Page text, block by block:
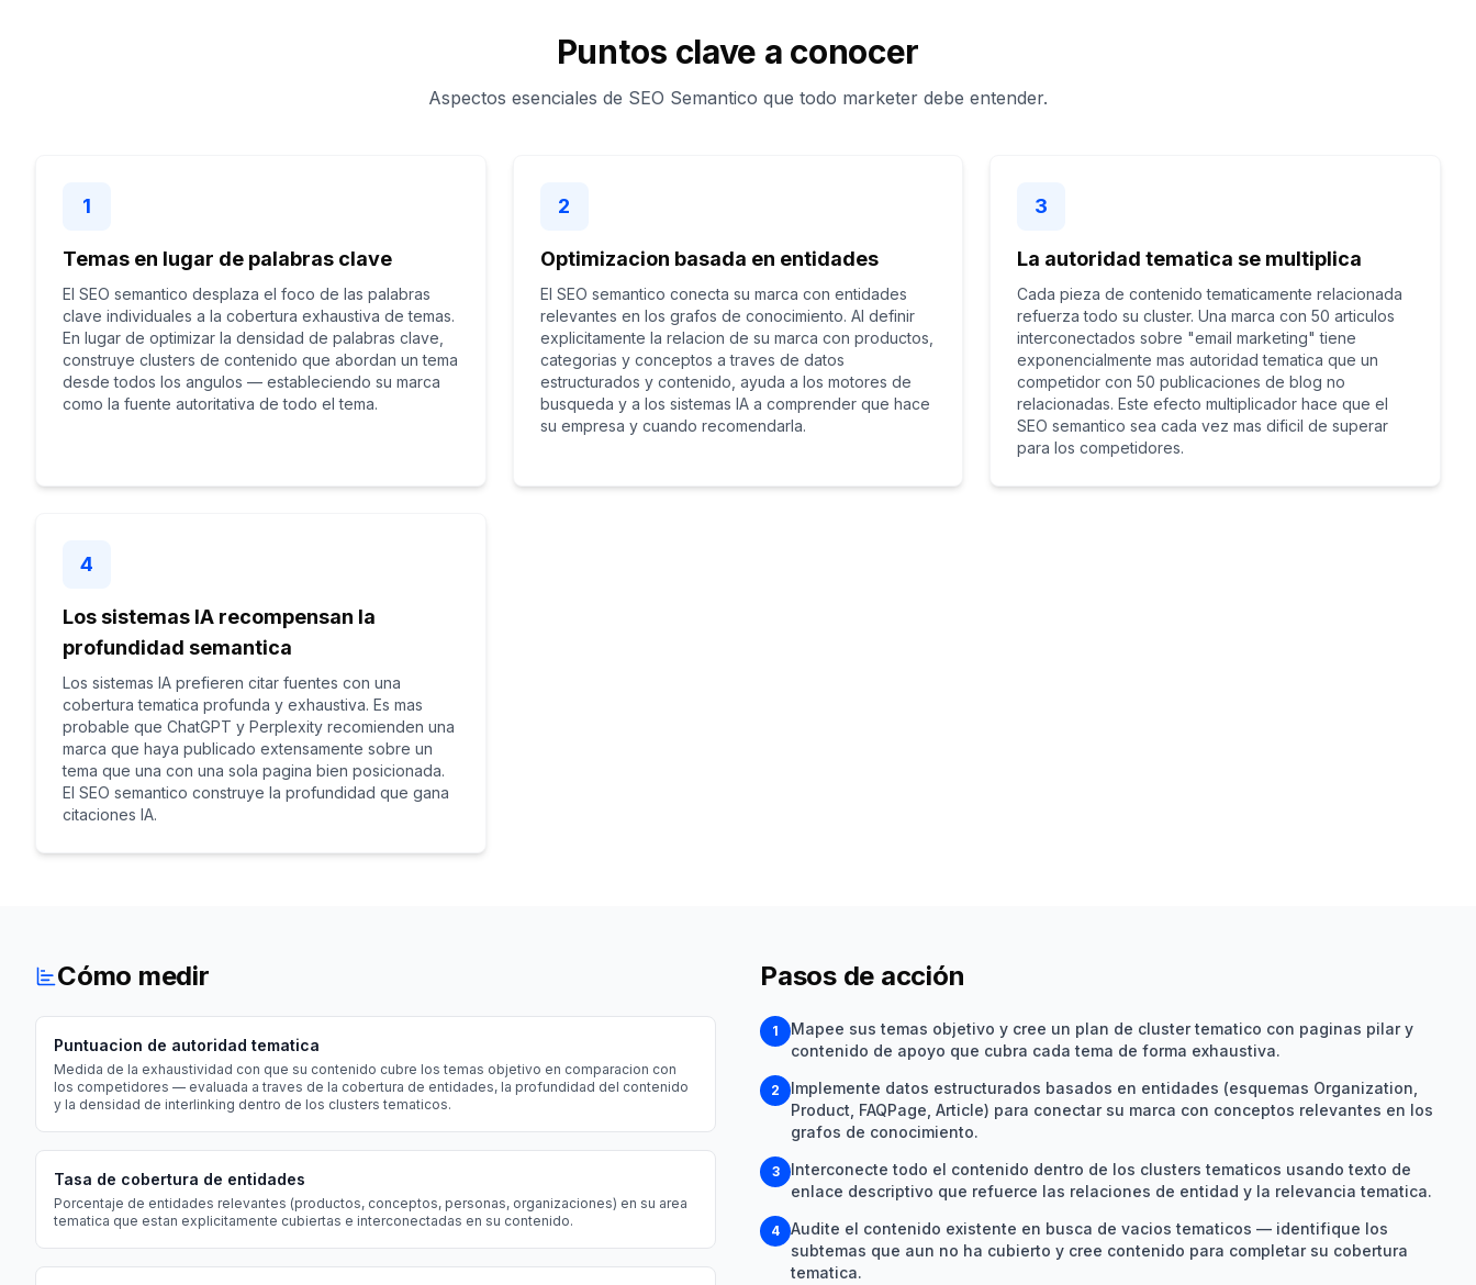
Puntos clave a conocer
Aspectos esenciales de SEO Semantico que todo marketer debe entender.
1
Temas en lugar de palabras clave
El SEO semantico desplaza el foco de las palabras
clave individuales a la cobertura exhaustiva de temas.
En lugar de optimizar la densidad de palabras clave,
construye clusters de contenido que abordan un tema
desde todos los angulos — estableciendo su marca
como la fuente autoritativa de todo el tema.
2
Optimizacion basada en entidades
El SEO semantico conecta su marca con entidades
relevantes en los grafos de conocimiento. Al definir
explicitamente la relacion de su marca con productos,
categorias y conceptos a traves de datos
estructurados y contenido, ayuda a los motores de
busqueda y a los sistemas IA a comprender que hace
su empresa y cuando recomendarla.
3
La autoridad tematica se multiplica
Cada pieza de contenido tematicamente relacionada
refuerza todo su cluster. Una marca con 50 articulos
interconectados sobre "email marketing" tiene
exponencialmente mas autoridad tematica que un
competidor con 50 publicaciones de blog no
relacionadas. Este efecto multiplicador hace que el
SEO semantico sea cada vez mas dificil de superar
para los competidores.
4
Los sistemas IA recompensan la
profundidad semantica
Los sistemas IA prefieren citar fuentes con una
cobertura tematica profunda y exhaustiva. Es mas
probable que ChatGPT y Perplexity recomienden una
marca que haya publicado extensamente sobre un
tema que una con una sola pagina bien posicionada.
El SEO semantico construye la profundidad que gana
citaciones IA.
Cómo medir
Puntuacion de autoridad tematica
Medida de la exhaustividad con que su contenido cubre los temas objetivo en comparacion con
los competidores — evaluada a traves de la cobertura de entidades, la profundidad del contenido
y la densidad de interlinking dentro de los clusters tematicos.
Tasa de cobertura de entidades
Porcentaje de entidades relevantes (productos, conceptos, personas, organizaciones) en su area
tematica que estan explicitamente cubiertas e interconectadas en su contenido.
Pasos de acción
1
Mapee sus temas objetivo y cree un plan de cluster tematico con paginas pilar y
contenido de apoyo que cubra cada tema de forma exhaustiva.
2
Implemente datos estructurados basados en entidades (esquemas Organization,
Product, FAQPage, Article) para conectar su marca con conceptos relevantes en los
grafos de conocimiento.
3
Interconecte todo el contenido dentro de los clusters tematicos usando texto de
enlace descriptivo que refuerce las relaciones de entidad y la relevancia tematica.
4
Audite el contenido existente en busca de vacios tematicos — identifique los
subtemas que aun no ha cubierto y cree contenido para completar su cobertura
tematica.